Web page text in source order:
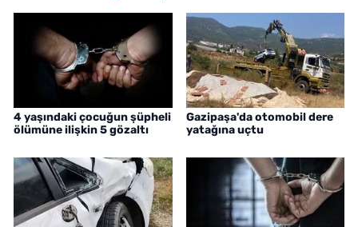
4 yaşındaki çocuğun şüpheli
ölümüne ilişkin 5 gözaltı
Gazipaşa'da otomobil dere
yatağına uçtu